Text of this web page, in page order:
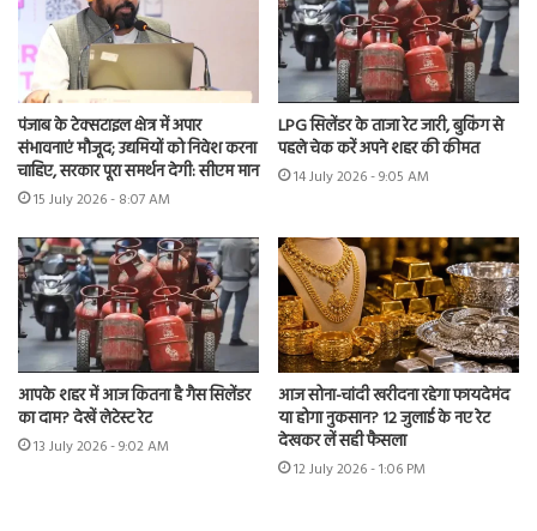
पंजाब के टेक्सटाइल क्षेत्र में अपार
संभावनाएं मौजूद; उद्यमियों को निवेश करना
चाहिए, सरकार पूरा समर्थन देगी: सीएम मान
15 July 2026 - 8:07 AM
LPG सिलेंडर के ताजा रेट जारी, बुकिंग से
पहले चेक करें अपने शहर की कीमत
14 July 2026 - 9:05 AM
आपके शहर में आज कितना है गैस सिलेंडर
का दाम? देखें लेटेस्ट रेट
13 July 2026 - 9:02 AM
आज सोना-चांदी खरीदना रहेगा फायदेमंद
या होगा नुकसान? 12 जुलाई के नए रेट
देखकर लें सही फैसला
12 July 2026 - 1:06 PM